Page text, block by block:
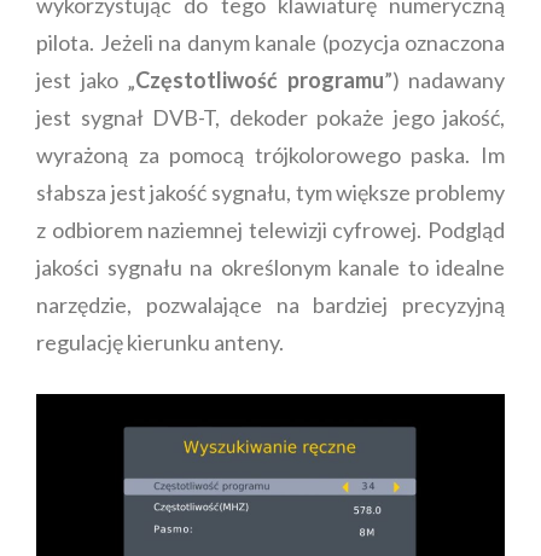
wykorzystując do tego klawiaturę numeryczną
pilota. Jeżeli na danym kanale (pozycja oznaczona
jest jako „Częstotliwość programu”) nadawany
jest sygnał DVB-T, dekoder pokaże jego jakość,
wyrażoną za pomocą trójkolorowego paska. Im
słabsza jest jakość sygnału, tym większe problemy
z odbiorem naziemnej telewizji cyfrowej. Podgląd
jakości sygnału na określonym kanale to idealne
narzędzie, pozwalające na bardziej precyzyjną
regulację kierunku anteny.